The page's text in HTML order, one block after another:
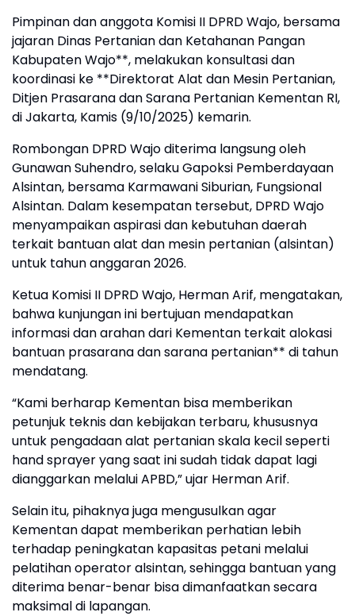
Pimpinan dan anggota Komisi II DPRD Wajo, bersama
jajaran Dinas Pertanian dan Ketahanan Pangan
Kabupaten Wajo**, melakukan konsultasi dan
koordinasi ke **Direktorat Alat dan Mesin Pertanian,
Ditjen Prasarana dan Sarana Pertanian Kementan RI,
di Jakarta, Kamis (9/10/2025) kemarin.
Rombongan DPRD Wajo diterima langsung oleh
Gunawan Suhendro, selaku Gapoksi Pemberdayaan
Alsintan, bersama Karmawani Siburian, Fungsional
Alsintan. Dalam kesempatan tersebut, DPRD Wajo
menyampaikan aspirasi dan kebutuhan daerah
terkait bantuan alat dan mesin pertanian (alsintan)
untuk tahun anggaran 2026.
Ketua Komisi II DPRD Wajo, Herman Arif, mengatakan,
bahwa kunjungan ini bertujuan mendapatkan
informasi dan arahan dari Kementan terkait alokasi
bantuan prasarana dan sarana pertanian** di tahun
mendatang.
“Kami berharap Kementan bisa memberikan
petunjuk teknis dan kebijakan terbaru, khususnya
untuk pengadaan alat pertanian skala kecil seperti
hand sprayer yang saat ini sudah tidak dapat lagi
dianggarkan melalui APBD,” ujar Herman Arif.
Selain itu, pihaknya juga mengusulkan agar
Kementan dapat memberikan perhatian lebih
terhadap peningkatan kapasitas petani melalui
pelatihan operator alsintan, sehingga bantuan yang
diterima benar-benar bisa dimanfaatkan secara
maksimal di lapangan.